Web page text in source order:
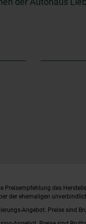
Preisempfehlung des
der ehemaligen
Angebot. Preise sind